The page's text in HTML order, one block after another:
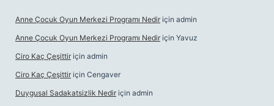
Anne Çocuk Oyun Merkezi Programı Nedir için admin
Anne Çocuk Oyun Merkezi Programı Nedir için Yavuz
Ciro Kaç Çeşittir için admin
Ciro Kaç Çeşittir için Cengaver
Duygusal Sadakatsizlik Nedir için admin